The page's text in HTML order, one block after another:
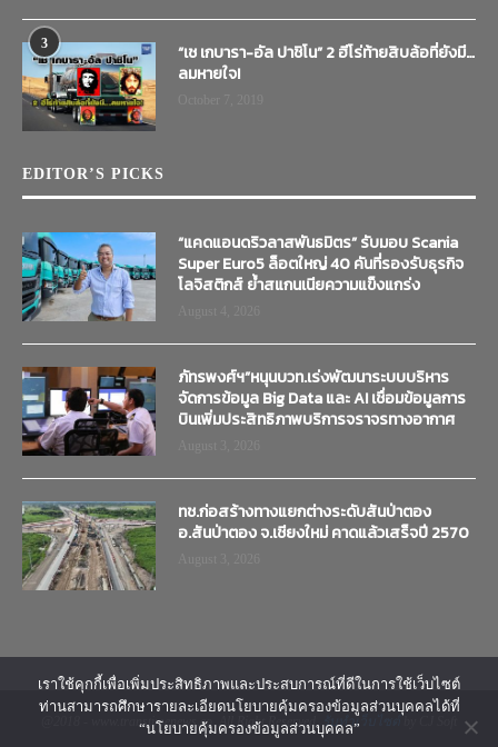
3
“เช เกบารา-อัล ปาชิโน” 2 ฮีโร่ท้ายสิบล้อที่ยังมี…
ลมหายใจ!
EDITOR’S PICKS
“แคดแอนดริวลาสพันธมิตร” รับมอบ Scania
Super Euro5 ล็อตใหญ่ 40 คันที่รองรับธุรกิจ
โลจิสติกส์ ย้ำสแกนเนียความแข็งแกร่ง
ภัทรพงศ์ฯ”หนุนบวท.เร่งพัฒนาระบบบริหาร
จัดการข้อมูล Big Data และ AI เชื่อมข้อมูลการ
บินเพิ่มประสิทธิภาพบริการจราจรทางอากาศ
ทช.ก่อสร้างทางแยกต่างระดับสันป่าตอง
อ.สันป่าตอง จ.เชียงใหม่ คาดแล้วเสร็จปี 2570
@2018 - www.transtimenews.co. All Right Reserved. รับทำเว็บไซต์
เราใช้คุกกี้เพื่อเพิ่มประสิทธิภาพและประสบการณ์ที่ดีในการใช้เว็บไซต์
ท่านสามารถศึกษารายละเอียดนโยบายคุ้มครองข้อมูลส่วนบุคคลได้ที่
“นโยบายคุ้มครองข้อมูลส่วนบุคคล”